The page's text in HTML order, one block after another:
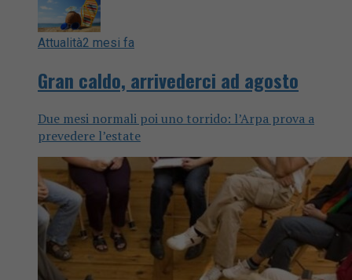
Attualità2 mesi fa
Gran caldo, arrivederci ad agosto
Due mesi normali poi uno torrido: l’Arpa prova a
prevedere l’estate